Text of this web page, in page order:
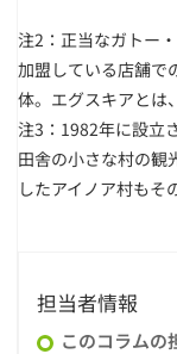
注2：正当なガトー
加盟している店舗で
体。エグスキアとは
注3：1982年に設立
田舎の小さな村の観
したアイノア村もそ
担当者情報
このコラムの